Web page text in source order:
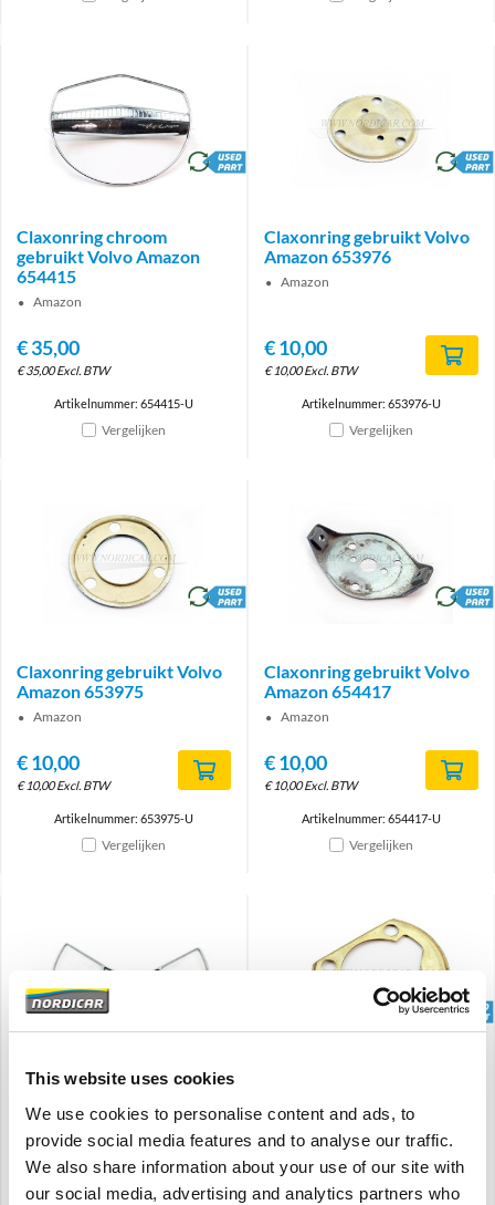
This website uses cookies
We use cookies to personalise content and ads, to
provide social media features and to analyse our traffic.
We also share information about your use of our site with
our social media, advertising and analytics partners who
brand
Claxonring chroom
gebruikt Volvo Amazon
654415
Amazon
€35,00
€35,00 Excl. BTW
Artikelnummer: 654415-U
Vergelijken
brand
Claxonring gebruikt Volvo
Amazon 653976
Amazon
€10,00
€10,00 Excl. BTW
Artikelnummer: 653976-U
Vergelijken
brand
Claxonring gebruikt Volvo
Amazon 653975
Amazon
€10,00
€10,00 Excl. BTW
Artikelnummer: 653975-U
Vergelijken
brand
Claxonring gebruikt Volvo
Amazon 654417
Amazon
€10,00
€10,00 Excl. BTW
Artikelnummer: 654417-U
Vergelijken
Claxonring vlinderstuur
gebruikt Volvo Amazon
1969-1970 140 673531
€35,00
35,00 Excl. BTW
brand
gebruikt Volvo Amazon
1969-1970 140 673533
€ 10,00
€10,00Excl. BTW